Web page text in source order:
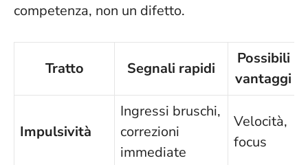
competenza, non un difetto.
Tratto Segnali rapidi
Possibili
vantaggi
Impulsività
Ingressi bruschi,
correzioni
immediate
Velocità,
focus